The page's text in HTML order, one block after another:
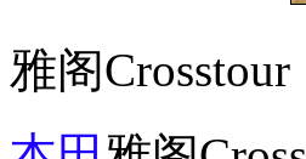
雅阁Crosstour